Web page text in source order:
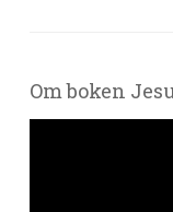
Om boken